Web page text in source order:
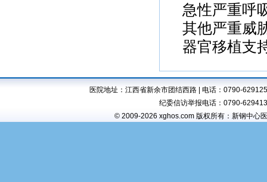
急性严重呼
其他严重威
器官移植支
医院地址：江西省新余市团结西路 | 电话：0790-
纪委信访举报电话：0790-
© 2009-2026 xghos.com 版权所有：新钢中